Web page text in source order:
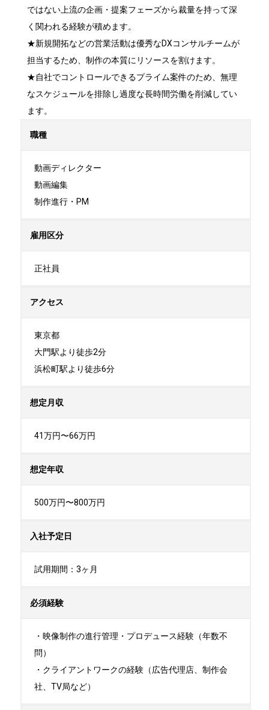
ではない上流の企画・提案フェーズから裁量を持って深
く関われる経験が積めます。
★新規開拓などの営業活動は優秀なDXコンサルチームが
担当するため、制作の本質にリソースを割けます。
★自社でコントロールできるプライム案件のため、無理
なスケジュールを排除し過度な長時間労働を削減してい
ます。
職種
動画ディレクター
動画編集
制作進行・PM
雇用区分
正社員
アクセス
東京都
大門駅より徒歩2分
浜松町駅より徒歩6分
想定月収
41万円〜66万円
想定年収
500万円〜800万円
入社予定日
試用期間：3ヶ月
必須経験
・映像制作の進行管理・プロデュース経験（年数不
問）
・クライアントワークの経験（広告代理店、制作会
社、TV局など）